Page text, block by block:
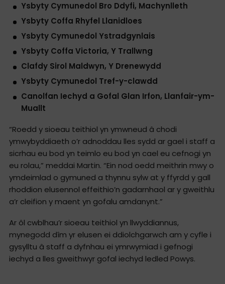
Ysbyty Cymunedol Bro Ddyfi, Machynlleth
Ysbyty Coffa Rhyfel Llanidloes
Ysbyty Cymunedol Ystradgynlais
Ysbyty Coffa Victoria, Y Trallwng
Clafdy Sirol Maldwyn, Y Drenewydd
Ysbyty Cymunedol Tref-y-clawdd
Canolfan Iechyd a Gofal Glan Irfon, Llanfair-ym-
Muallt
“Roedd y sioeau teithiol yn ymwneud â chodi
ymwybyddiaeth o’r adnoddau lles sydd ar gael i staff a
sicrhau eu bod yn teimlo eu bod yn cael eu cefnogi yn
eu rolau,” meddai Martin. “Ein nod oedd meithrin mwy o
ymdeimlad o gymuned a thynnu sylw at y ffyrdd y gall
rhoddion elusennol effeithio’n gadarnhaol ar y gweithlu
a’r cleifion y maent yn gofalu amdanynt.”
Ar ôl cwblhau’r sioeau teithiol yn llwyddiannus,
mynegodd dîm yr elusen ei ddiolchgarwch am y cyfle i
gysylltu â staff a dyfnhau ei ymrwymiad i gefnogi
iechyd a lles gweithwyr gofal iechyd ledled Powys.